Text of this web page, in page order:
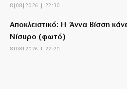
8|08|2026 | 22:30
Αποκλειστικό: Η Άννα Βίσση
Νίσυρο (φωτό)
8|08|2026 | 22:20